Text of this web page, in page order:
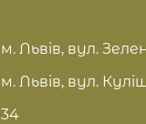
м. Львів, вул.
м. Львів, вул.
34